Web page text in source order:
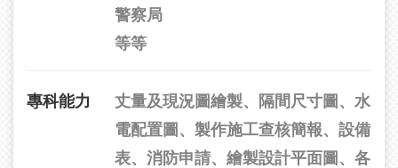
警察局
等等
專科能力
丈量及現況圖繪製、隔間尺寸圖、水
電配置圖、製作施工查核簡報、設備
表、消防申請、繪製設計平面圖、各